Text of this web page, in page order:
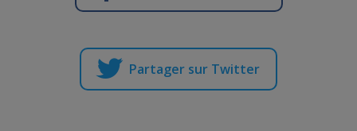
Partager sur Twitter